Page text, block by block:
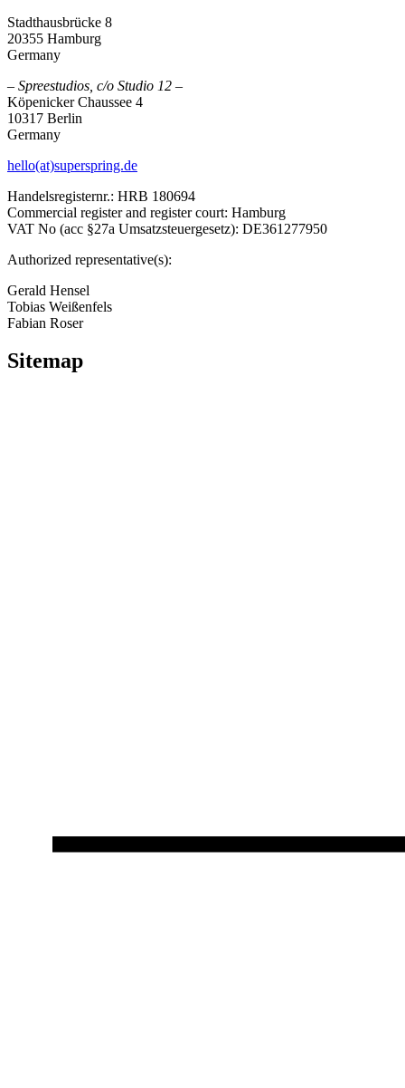
Stadthausbrücke 8
20355 Hamburg
Germany
– Spreestudios, c/o Studio 12 –
Köpenicker Chaussee 4
10317 Berlin
Germany
hello(at)superspring.de
Handelsregisternr.: HRB 180694
Commercial register and register court: Hamburg
VAT No (acc §27a Umsatzsteuergesetz): DE361277950
Authorized representative(s):
Gerald Hensel
Tobias Weißenfels
Fabian Roser
Sitemap